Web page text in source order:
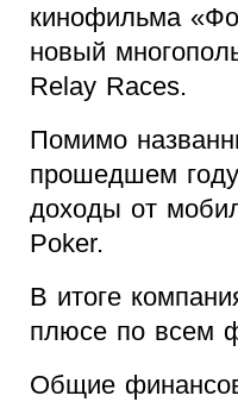
кинофильма
новый
Relay Races.
Помимо
прошедшем
доходы от
Poker.
В итоге
плюсе по всем
Общие